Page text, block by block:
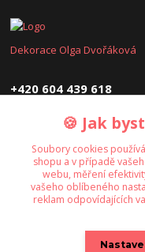
Dekorace Olga Dvořáková
+420 604 439 618
🍪 Jak
Soubory cookies
shopu a v případě
webu, měření
vašeho oblíbeného
reklam odpovídajících